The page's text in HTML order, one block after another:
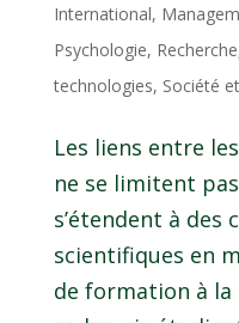
International,
Psychologie, Recherche
technologies, Société
Les liens entre
ne se limitent
s’étendent à des
scientifiques en
de formation à la